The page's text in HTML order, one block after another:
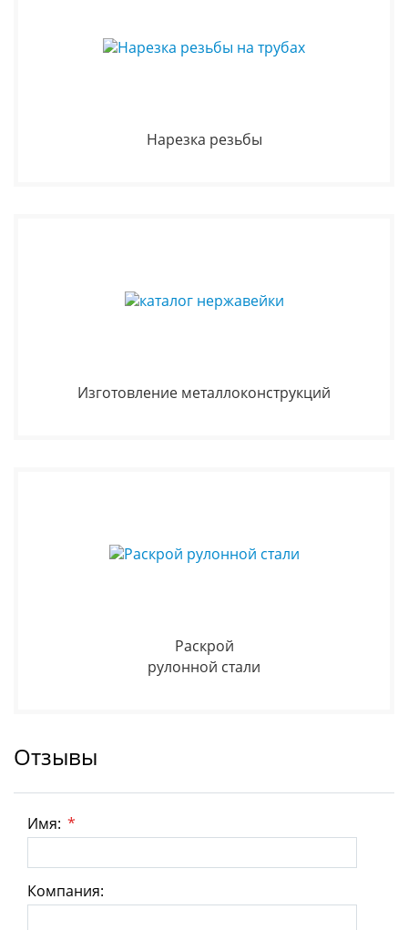
Нарезка резьбы
Изготовление металлоконструкций
Раскрой
рулонной стали
Отзывы
Имя: *
Компания: